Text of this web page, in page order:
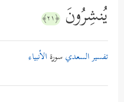
یُنشِرُونَ ﴿٢١﴾
تفسير السعدي سورة الأنبياء